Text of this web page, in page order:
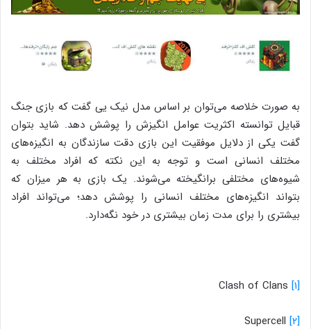
به صورت خلاصه می‌توان بر اساس مدل نیک یی گفت که بازی جنگ
قبایل توانسته اکثریت عوامل انگیزش را پوشش دهد. شاید بتوان
گفت یکی از دلایل موفقیت این بازی دقت سازندگان به انگیزه‌های
مختلف انسانی است و توجه به این نکته که افراد مختلف به
شیوه‌های مختلفی برانگیخته می‌شوند. یک بازی به هر میزان که
بتواند انگیزه‌های مختلف انسانی را پوشش دهد؛ می‌تواند افراد
بیشتری را برای مدت زمان بیشتری در خود نگه‌دارد.
[۱]
[۲]